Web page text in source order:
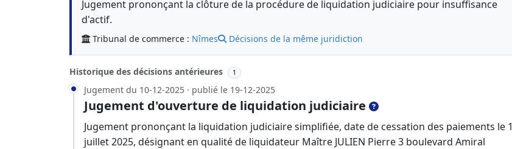
Jugement prononçant la clôture de la procédure de liquidation judiciaire pour insuffisance
d'actif.
Tribunal de commerce : Nîmes Décisions de la même juridiction
Historique des décisions antérieures 1
Jugement du 10-12-2025 · publié le 19-12-2025
Jugement d'ouverture de liquidation judiciaire
Jugement prononçant la liquidation judiciaire simplifiée, date de cessation des paiements le 1
juillet 2025, désignant en qualité de liquidateur Maître JULIEN Pierre 3 boulevard Amiral